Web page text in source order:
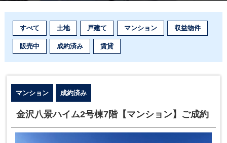
すべて 土地 戸建て マンション 収益物件
販売中 成約済み 賃貸
マンション 成約済み
金沢八景ハイム2号棟7階【マンション】ご成約